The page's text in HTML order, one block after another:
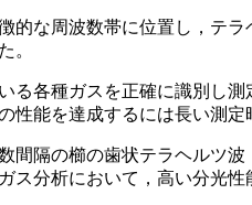
な周波数帯に位置し，テ
。
る各種ガスを正確に識別し
能を達成するには長い測
隔の櫛の歯状テラヘルツ
分析において，高い分光